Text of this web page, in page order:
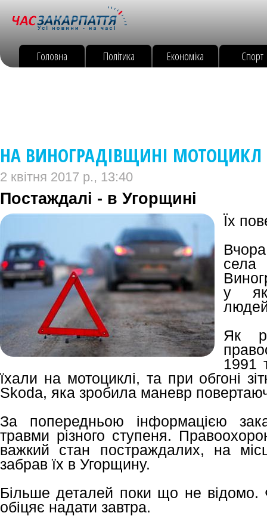
Головна Політика Економіка Спорт
НА ВИНОГРАДІВЩИНІ
2 квітня 2017 р., 13:40
Постаждалі - в Угорщині
Їх
у
Як
1991
їхали на мотоциклі, та при обгоні
Skoda, яка зробила маневр
За попередньою інформацією
травми різного ступеня.
важкий стан постраждалих, на
забрав їх в Угорщину.
Більше деталей поки що не відомо.
обіцяє надати завтра.